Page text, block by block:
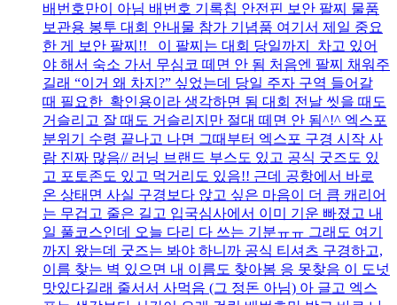
배번호만이 아님 배번호 기록칩 안전핀 보안 팔찌 물품
보관용 봉투 대회 안내물 참가 기념품 여기서 제일 중요
한 게 보안 팔찌!! 이 팔찌는 대회 당일까지 차고 있어
야 해서 숙소 가서 무심코 떼면 안 됨 처음엔 팔찌 채워주
길래 “이거 왜 차지?” 싶었는데 당일 주자 구역 들어갈
때 필요한 확인용이라 생각하면 됨 대회 전날 씻을 때도
거슬리고 잘 때도 거슬리지만 절대 떼면 안 됨^!^ 엑스포
분위기 수령 끝나고 나면 그때부터 엑스포 구경 시작 사
람 진짜 많음// 러닝 브랜드 부스도 있고 공식 굿즈도 있
고 포토존도 있고 먹거리도 있음!! 근데 공항에서 바로
온 상태면 사실 구경보다 앉고 싶은 마음이 더 큼 캐리어
는 무겁고 줄은 길고 입국심사에서 이미 기운 빠졌고 내
일 풀코스인데 오늘 다리 다 쓰는 기분ㅠㅠ 그래도 여기
까지 왔는데 굿즈는 봐야 하니까 공식 티셔츠 구경하고,
이름 찾는 벽 있으면 내 이름도 찾아봄 응 못찾음 이 도넛
맛있다길래 줄서서 사먹음 (그 정돈 아님) 아 글고 엑스